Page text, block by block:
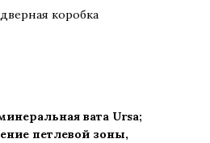
коробка
вата Ursa;
петлевой зоны,